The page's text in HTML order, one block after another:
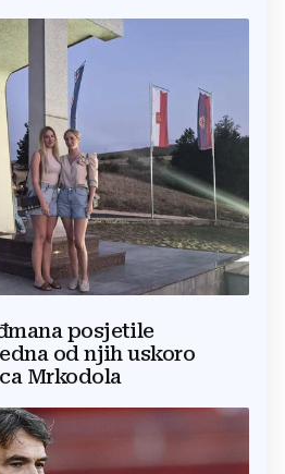
posjetile
od njih uskoro
Mrkodola